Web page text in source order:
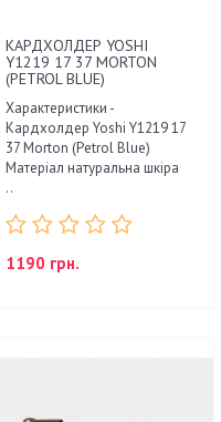
КАРДХОЛДЕР YOSHI
Y1219 17 37 MORTON
(PETROL BLUE)
Характеристики -
Кардхолдер Yoshi Y1219 17
37 Morton (Petrol Blue)
Матеріал натуральна шкіра
..
1190 грн.